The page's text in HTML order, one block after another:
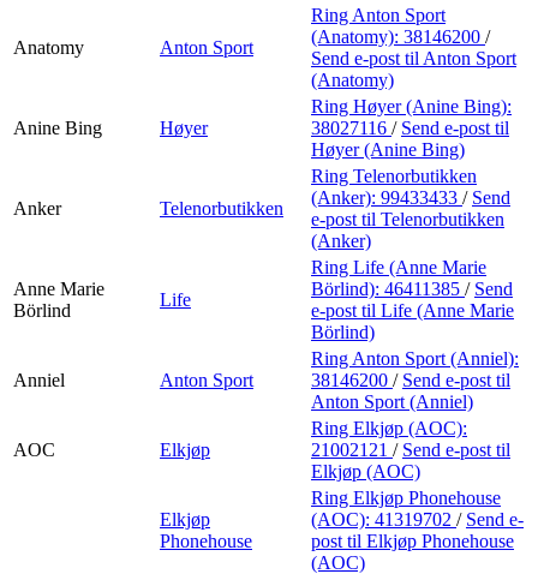
Anatomy Anton Sport
Ring Anton Sport
(Anatomy): 38146200 /
Send e-post til Anton Sport
(Anatomy)
Anine Bing Høyer
Ring Høyer (Anine Bing):
38027116 / Send e-post til
Høyer (Anine Bing)
Anker Telenorbutikken
Ring Telenorbutikken
(Anker): 99433433 / Send
e-post til Telenorbutikken
(Anker)
Anne Marie
Börlind
Life
Ring Life (Anne Marie
Börlind): 46411385 / Send
e-post til Life (Anne Marie
Börlind)
Anniel Anton Sport
Ring Anton Sport (Anniel):
38146200 / Send e-post til
Anton Sport (Anniel)
AOC Elkjøp
Ring Elkjøp (AOC):
21002121 / Send e-post til
Elkjøp (AOC)
Elkjøp
Phonehouse
Ring Elkjøp Phonehouse
(AOC): 41319702 / Send e-
post til Elkjøp Phonehouse
(AOC)